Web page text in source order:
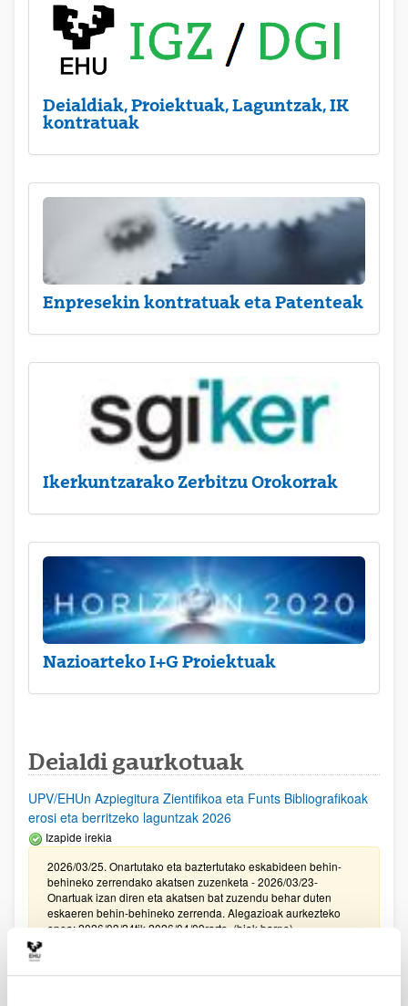
Deialdiak, Proiektuak, Laguntzak, IK
kontratuak
Enpresekin kontratuak eta Patenteak
Ikerkuntzarako Zerbitzu Orokorrak
Nazioarteko I+G Proiektuak
Deialdi gaurkotuak
UPV/EHUn Azpiegitura Zientifikoa eta Funts Bibliografikoak
erosi eta berritzeko laguntzak 2026
Izapide irekia
2026/03/25. Onartutako eta baztertutako eskabideen behin-
behineko zerrendako akatsen zuzenketa - 2026/03/23-
Onartuak izan diren eta akatsen bat zuzendu behar duten
eskaeren behin-behineko zerrenda. Alegazioak aurkezteko
epea: 2026/03/24tik 2026/04/09rarte. (biak barne)
Zientzia, Teknologia eta Berrikuntza arloetako kultura